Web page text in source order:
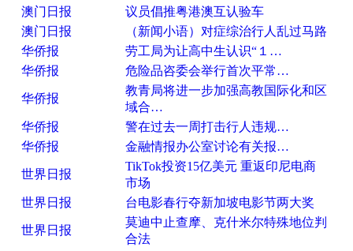
澳门日报
议员倡推粤港澳互认验车
澳门日报
（新闻小语）对症综治行人乱过马路
华侨报
劳工局为让高中生认识“１…
华侨报
危险品咨委会举行首次平常…
华侨报
教青局将进一步加强高教国际化和区
域合…
华侨报
警在过去一周打击行人违规…
华侨报
金融情报办公室讨论有关报…
世界日报
TikTok投资15亿美元 重返印尼电商
市场
世界日报
台电影春行夺新加坡电影节两大奖
世界日报
莫迪中止查摩、克什米尔特殊地位判
合法